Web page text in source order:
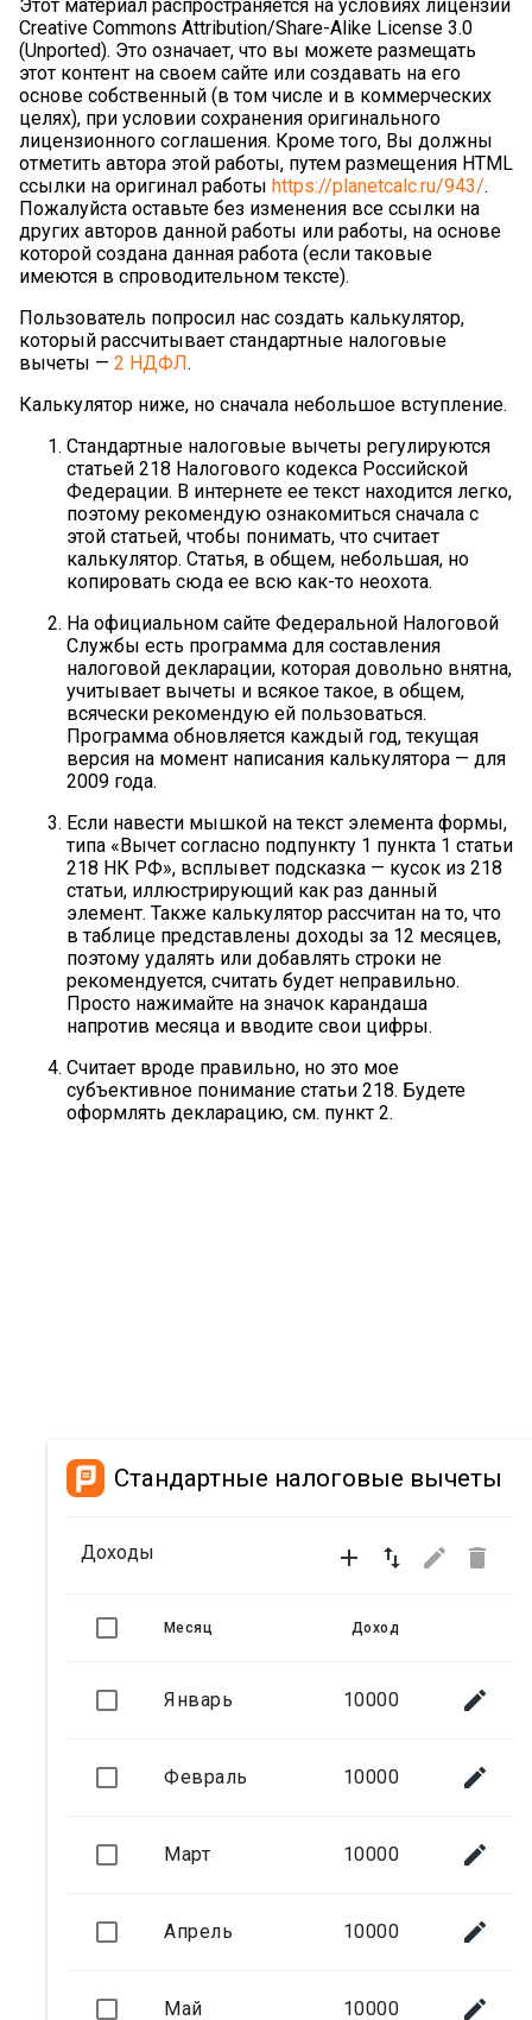
Этот материал распространяется на условиях лицензии
Creative Commons Attribution/Share-Alike License 3.0
(Unported). Это означает, что вы можете размещать
этот контент на своем сайте или создавать на его
основе собственный (в том числе и в коммерческих
целях), при условии сохранения оригинального
лицензионного соглашения. Кроме того, Вы должны
отметить автора этой работы, путем размещения HTML
ссылки на оригинал работы https://planetcalc.ru/943/.
Пожалуйста оставьте без изменения все ссылки на
других авторов данной работы или работы, на основе
которой создана данная работа (если таковые
имеются в спроводительном тексте).
Пользователь попросил нас создать калькулятор,
который рассчитывает стандартные налоговые
вычеты — 2 НДФЛ.
Калькулятор ниже, но сначала небольшое вступление.
Стандартные налоговые вычеты регулируются
статьей 218 Налогового кодекса Российской
Федерации. В интернете ее текст находится легко,
поэтому рекомендую ознакомиться сначала с
этой статьей, чтобы понимать, что считает
калькулятор. Статья, в общем, небольшая, но
копировать сюда ее всю как-то неохота.
На официальном сайте Федеральной Налоговой
Службы есть программа для составления
налоговой декларации, которая довольно внятна,
учитывает вычеты и всякое такое, в общем,
всячески рекомендую ей пользоваться.
Программа обновляется каждый год, текущая
версия на момент написания калькулятора — для
2009 года.
Если навести мышкой на текст элемента формы,
типа «Вычет согласно подпункту 1 пункта 1 статьи
218 НК РФ», всплывет подсказка — кусок из 218
статьи, иллюстрирующий как раз данный
элемент. Также калькулятор рассчитан на то, что
в таблице представлены доходы за 12 месяцев,
поэтому удалять или добавлять строки не
рекомендуется, считать будет неправильно.
Просто нажимайте на значок карандаша
напротив месяца и вводите свои цифры.
Считает вроде правильно, но это мое
субъективное понимание статьи 218. Будете
оформлять декларацию, см. пункт 2.
Стандартные налоговые вычеты
   
Доходы
Месяц Доход
Январь 10000 
Февраль 10000 
Март 10000 
Апрель 10000 
Май 10000 